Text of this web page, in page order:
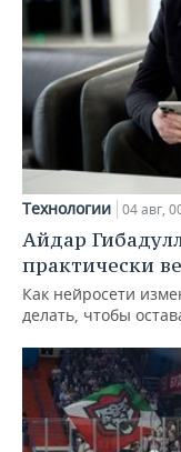
Технологии 04 авг,
Айдар
практически
Как нейросети
делать, чтобы